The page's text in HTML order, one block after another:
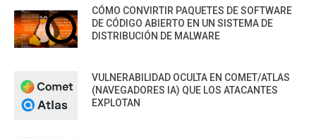
CÓMO CONVIRTIR PAQUETES DE SOFTWARE
DE CÓDIGO ABIERTO EN UN SISTEMA DE
DISTRIBUCIÓN DE MALWARE
VULNERABILIDAD OCULTA EN COMET/ATLAS
(NAVEGADORES IA) QUE LOS ATACANTES
EXPLOTAN